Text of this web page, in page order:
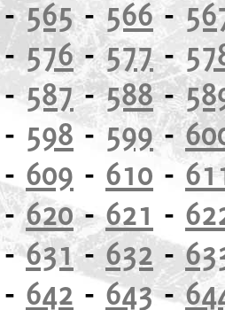
565- 566-
576-577-
587-588-
- 598- 599-
609 - 610 -
620-621 -
631-632-
- 642 -643-